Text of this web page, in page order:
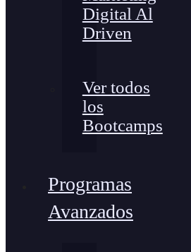
Digital Al
Driven
Ver todos
los
Bootcamps
Programas
Avanzados